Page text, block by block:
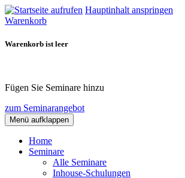
Hauptinhalt anspringen
Warenkorb
Warenkorb ist leer
Fügen Sie Seminare hinzu
zum Seminarangebot
Menü aufklappen
Home
Seminare
Alle Seminare
Inhouse-Schulungen